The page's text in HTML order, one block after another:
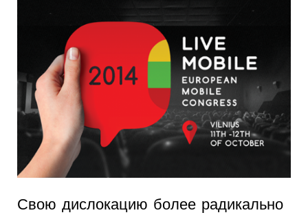
Свою дислокацию более радикально